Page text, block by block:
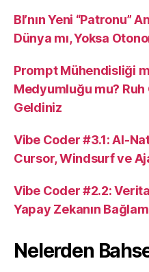
BI’nın Yeni “Patronu”
Dünya mı, Yoksa
Prompt Mühendisliği
Medyumluğu mu? Ruh
Geldiniz
Vibe Coder #3.1: AI-
Cursor, Windsurf ve
Vibe Coder #2.2:
Yapay Zekanın Bağlam
Nelerden